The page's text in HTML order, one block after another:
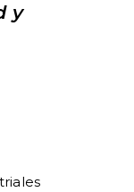
y